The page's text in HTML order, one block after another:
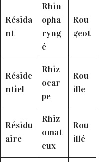
Résida
nt
Rhin
opha
ryng
é
Rou
geot
Réside
ntiel
Rhiz
ocar
pe
Rou
ille
Résidu
aire
Rhiz
omat
eux
Rou
illé